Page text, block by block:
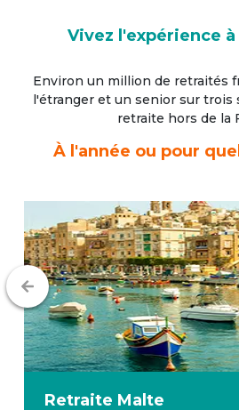
Vivez l'expérience
Environ un million de retraités
l'étrangeret un senior sur trois
retraite hors de la
À l'année ou pour
Retraite Malte